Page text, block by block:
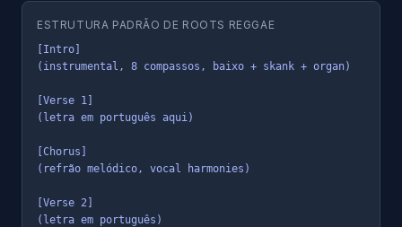
ESTRUTURA PADRÃO DE ROOTS REGGAE
[Intro]
(instrumental, 8 compassos, baixo + skank + organ)
[Verse 1]
(letra em português aqui)
[Chorus]
(refrão melódico, vocal harmonies)
[Verse 2]
(letra em português)